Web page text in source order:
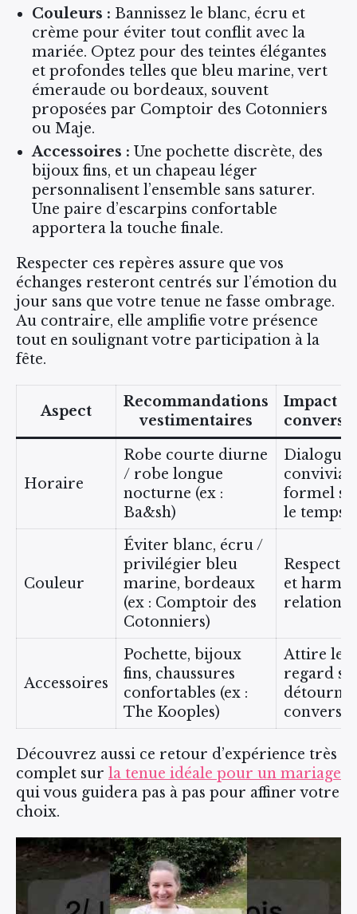
Couleurs : Bannissez le blanc, écru et
crème pour éviter tout conflit avec la
mariée. Optez pour des teintes élégantes
et profondes telles que bleu marine, vert
émeraude ou bordeaux, souvent
proposées par Comptoir des Cotonniers
ou Maje.
Accessoires : Une pochette discrète, des
bijoux fins, et un chapeau léger
personnalisent l’ensemble sans saturer.
Une paire d’escarpins confortable
apportera la touche finale.
Respecter ces repères assure que vos
échanges resteront centrés sur l’émotion du
jour sans que votre tenue ne fasse ombrage.
Au contraire, elle amplifie votre présence
tout en soulignant votre participation à la
fête.
Aspect
Recommandations
vestimentaires
Impact
Horaire
Robe courte diurne
/ robe longue
nocturne (ex :
Ba&sh)
Dialogue
convivial
formel
le temps
Couleur
Éviter blanc, écru /
privilégier bleu
marine, bordeaux
(ex : Comptoir des
Cotonniers)
Respect
et
Accessoires
Pochette, bijoux
fins, chaussures
confortables (ex :
The Kooples)
Attire le
regard
Découvrez aussi ce retour d’expérience très
complet sur la tenue idéale pour un mariage
qui vous guidera pas à pas pour affiner votre
choix.